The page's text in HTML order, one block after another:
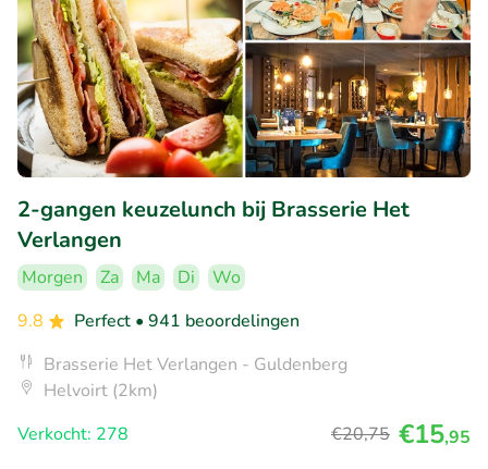
2-gangen keuzelunch bij Brasserie Het
Verlangen
Morgen Za Ma Di
Wo
9.8
Perfect • 941 beoordelingen
Brasserie Het Verlangen - Guldenberg
Helvoirt (2km)
Verkocht: 278
€20,75 €15,95